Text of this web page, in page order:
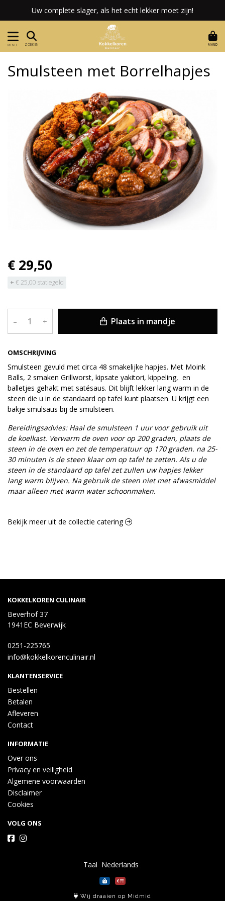
Uw complete slager, als het echt lekker moet zijn!
MENU ZOEKEN MAND
OMSCHRIJVING
Smulsteen gevuld met circa 48 smakelijke hapjes. Met Moink
Balls, 2 smaken Grillworst, kipsate yakitori, kippeling, en
balletjes gehakt met satésaus. Dit blijft lekker lang warm in de
steen die u in de standaard op tafel kunt plaatsen. U krijgt een
bakje smulsaus bij de smulsteen.
Bereidingsadvies: Haal de smulsteen 1 uur voor gebruik uit
de koelkast. Verwarm de oven voor op 200 graden, plaats de
steen in de oven en zet de temperatuur op 170 graden. na 25-
30 minuten is de steen klaar om op tafel te zetten. Als u de
steen in de standaard op tafel zet zullen uw hapjes lekker
lang warm blijven. Na gebruik de steen niet met afwasmiddel
maar alleen met warm water schoonmaken.
Smulsteen met Borrelhapjes
€ 29,50
+ € 25,00 statiegeld
– + Plaats in mandje
Bekijk meer uit de collectie catering
KOKKELKOREN CULINAIR
Beverhof 37
1941EC Beverwijk
0251-225765
info@kokkelkorenculinair.nl
KLANTENSERVICE
Bestellen
Betalen
Afleveren
Contact
INFORMATIE
Over ons
Privacy en veiligheid
Algemene voorwaarden
Disclaimer
Cookies
VOLG ONS
Taal
Wij draaien op Midmid